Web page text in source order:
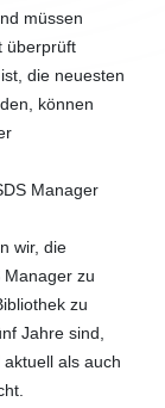
müssen
überprüft
die neuesten
können
Manager
wir, die
Manager zu
zu
Jahre sind,
als auch